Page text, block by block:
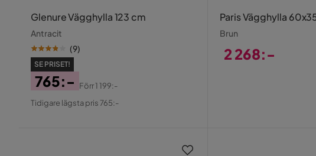
Glenure Vägghylla 123 cm
Antracit
(9)
SE PRISET!
Pris
765:-
Original
Förr1 199:-
Tidigare lägsta pris 765:-
Paris Vägghylla
Brun
2 268:-